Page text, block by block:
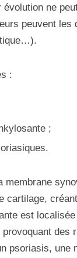
ne
peuvent
:
;
membrane
cartilage,
est
des
psoriasis,